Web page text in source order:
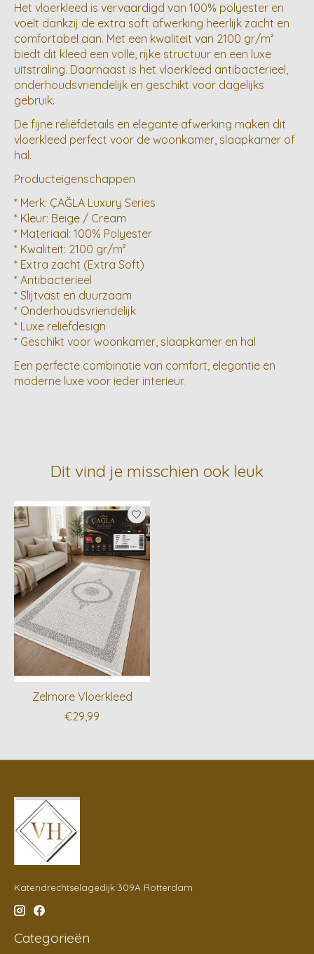
Het vloerkleed is vervaardigd van 100% polyester en
voelt dankzij de extra soft afwerking heerlijk zacht en
comfortabel aan. Met een kwaliteit van 2100 gr/m²
biedt dit kleed een volle, rijke structuur en een luxe
uitstraling. Daarnaast is het vloerkleed antibacterieel,
onderhoudsvriendelijk en geschikt voor dagelijks
gebruik.
De fijne reliëfdetails en elegante afwerking maken dit
vloerkleed perfect voor de woonkamer, slaapkamer of
hal.
Producteigenschappen
* Merk: ÇAĞLA Luxury Series
* Kleur: Beige / Cream
* Materiaal: 100% Polyester
* Kwaliteit: 2100 gr/m²
* Extra zacht (Extra Soft)
* Antibacterieel
* Slijtvast en duurzaam
* Onderhoudsvriendelijk
* Luxe reliëfdesign
* Geschikt voor woonkamer, slaapkamer en hal
Een perfecte combinatie van comfort, elegantie en
moderne luxe voor ieder interieur.
Dit vind je misschien ook leuk
Items van productcarrousel
Zelmore Vloerkleed
€29,99
Katendrechtselagedijk 309A Rotterdam
Categorieën